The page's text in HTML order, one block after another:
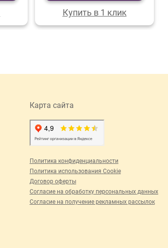
Купить в 1 клик
Карта сайта
Политика конфиденциальности
Политика использования Cookie
Договор оферты
Согласие на обработку персональных данных
Согласие на получение рекламных рассылок